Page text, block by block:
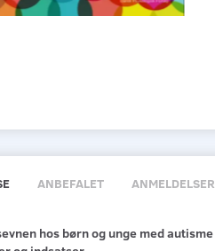
ANBEFALET ANMELDELSER
hos børn og unge med autisme